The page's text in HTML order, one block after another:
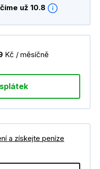
už 10.8
Kč / měsíčně
a získejte peníze